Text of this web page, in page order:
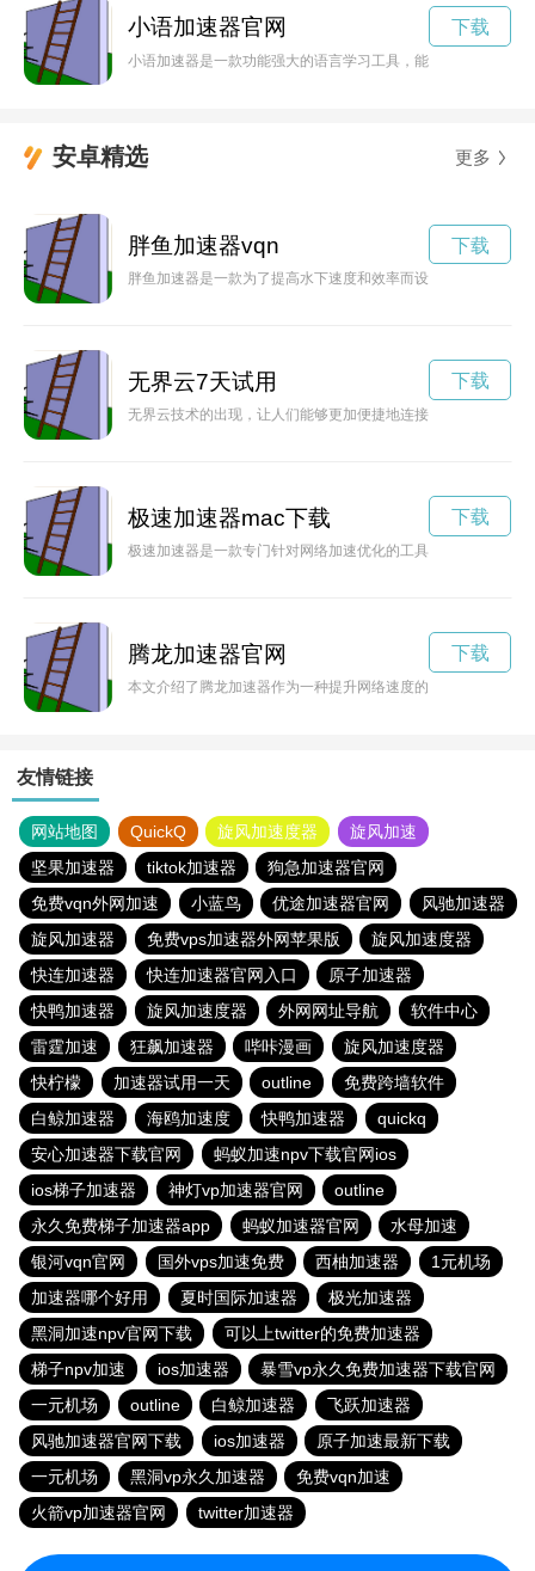
小语加速器官网
小语加速器是一款功能强大的语言学习工具，能够帮助用户快
下载
安卓精选 更多
胖鱼加速器vqn
胖鱼加速器是一款为了提高水下速度和效率而设计的装置，让
下载
无界云7天试用
无界云技术的出现，让人们能够更加便捷地连接世界各地的信息
下载
极速加速器mac下载
极速加速器是一款专门针对网络加速优化的工具，能够帮助用
下载
腾龙加速器官网
本文介绍了腾龙加速器作为一种提升网络速度的工具，通过优
下载
友情链接
网站地图 QuickQ 旋风加速度器
旋风加速
坚果加速器
tiktok加速器
狗急加速器官网
免费vqn外网加速
小蓝鸟 优途加速器官网
风驰加速器
旋风加速器
免费vps加速器外网苹果版
旋风加速度器
快连加速器
快连加速器官网入口
原子加速器
快鸭加速器
旋风加速度器 外网网址导航
软件中心
雷霆加速
狂飙加速器 哔咔漫画
旋风加速度器
快柠檬
加速器试用一天 outline
免费跨墙软件
白鲸加速器
海鸥加速度 快鸭加速器
quickq
安心加速器下载官网
蚂蚁加速npv下载官网ios
ios梯子加速器
神灯vp加速器官网
outline
永久免费梯子加速器app
蚂蚁加速器官网
水母加速
银河vqn官网
国外vps加速免费 西柚加速器
1元机场
加速器哪个好用
夏时国际加速器
极光加速器
黑洞加速npv官网下载
可以上twitter的免费加速器
梯子npv加速
ios加速器
暴雪vp永久免费加速器下载官网
一元机场
outline 白鲸加速器
飞跃加速器
风驰加速器官网下载
ios加速器
原子加速最新下载
一元机场
黑洞vp永久加速器
免费vqn加速
火箭vp加速器官网
twitter加速器